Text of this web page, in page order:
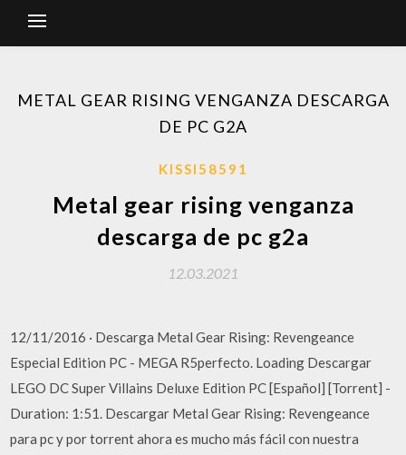
METAL GEAR RISING VENGANZA DESCARGA
DE PC G2A
KISSI58591
Metal gear rising venganza
descarga de pc g2a
12.03.2021
12/11/2016 · Descarga Metal Gear Rising: Revengeance
Especial Edition PC - MEGA R5perfecto. Loading Descargar
LEGO DC Super Villains Deluxe Edition PC [Español] [Torrent] -
Duration: 1:51. Descargar Metal Gear Rising: Revengeance
para pc y por torrent ahora es mucho más fácil con nuestra